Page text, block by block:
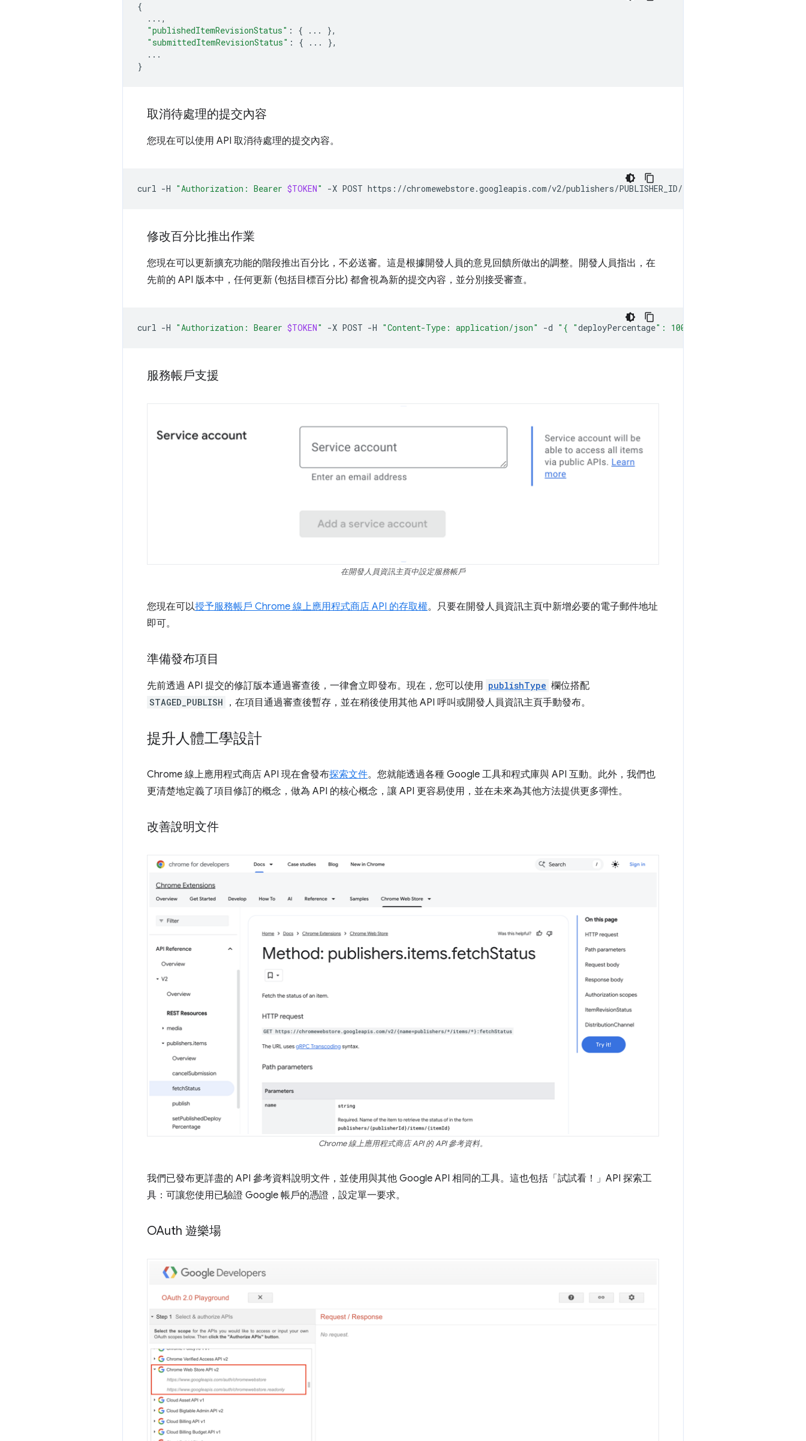
{
...,
"publishedItemRevisionStatus" : { ...
},
"submittedItemRevisionStatus" : { ...
},
...
}
取消待處理的提交內容
您現在可以使用 API 取消待處理的提交內容。
curl -H "Authorization: Bearer $TOKEN" -X POST
修改百分比推出作業
您現在可以更新擴充功能的階段推出百分比，不必送審。這是根據開發人員的意見回饋所做出的調整。開發人員指出，在
先前的 API 版本中，任何更新 (包括目標百分比) 都會視為新的提交內容，並分別接受審查。
curl -H "Authorization: Bearer $TOKEN" -X POST -H "Content-Type: application/json" -d "{ "deployPercentage": 100 }"
服務帳戶支援
在開發人員資訊主頁中設定服務帳戶
您現在可以授予服務帳戶 Chrome 線上應用程式商店 API 的存取權。只要在開發人員資訊主頁中新增必要的電子郵件地址
即可。
準備發布項目
先前透過 API 提交的修訂版本通過審查後，一律會立即發布。現在，您可以使用 publishType 欄位搭配
STAGED_PUBLISH ，在項目通過審查後暫存，並在稍後使用其他 API 呼叫或開發人員資訊主頁手動發布。
提升人體工學設計
Chrome 線上應用程式商店 API 現在會發布探索文件。您就能透過各種 Google 工具和程式庫與 API 互動。此外，我們也
更清楚地定義了項目修訂的概念，做為 API 的核心概念，讓 API 更容易使用，並在未來為其他方法提供更多彈性。
改善說明文件
Chrome 線上應用程式商店 API 的 API 參考資料。
我們已發布更詳盡的 API 參考資料說明文件，並使用與其他 Google API 相同的工具。這也包括「試試看！」API 探索工
具：可讓您使用已驗證 Google 帳戶的憑證，設定單一要求。
OAuth 遊樂場